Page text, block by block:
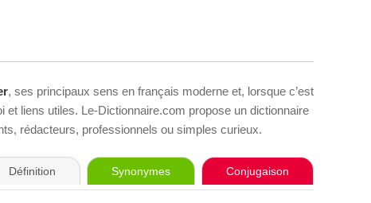
, ses principaux sens en français moderne et, lorsque c’est
liens utiles. Le-Dictionnaire.com propose un dictionnaire
rédacteurs, professionnels ou simples curieux.
Définition Synonymes Conjugaison